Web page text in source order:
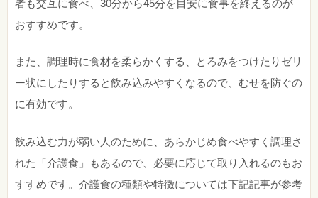
者も交互に食べ、30分から45分を目安に食事を終えるのが
おすすめです。
また、調理時に食材を柔らかくする、とろみをつけたりゼリ
ー状にしたりすると飲み込みやすくなるので、むせを防ぐの
に有効です。
飲み込む力が弱い人のために、あらかじめ食べやすく調理さ
れた「介護食」もあるので、必要に応じて取り入れるのもお
すすめです。介護食の種類や特徴については下記記事が参考